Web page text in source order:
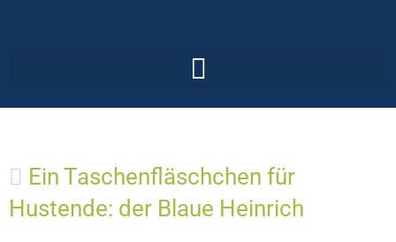
Ein Taschenfläschchen für
Hustende: der Blaue Heinrich